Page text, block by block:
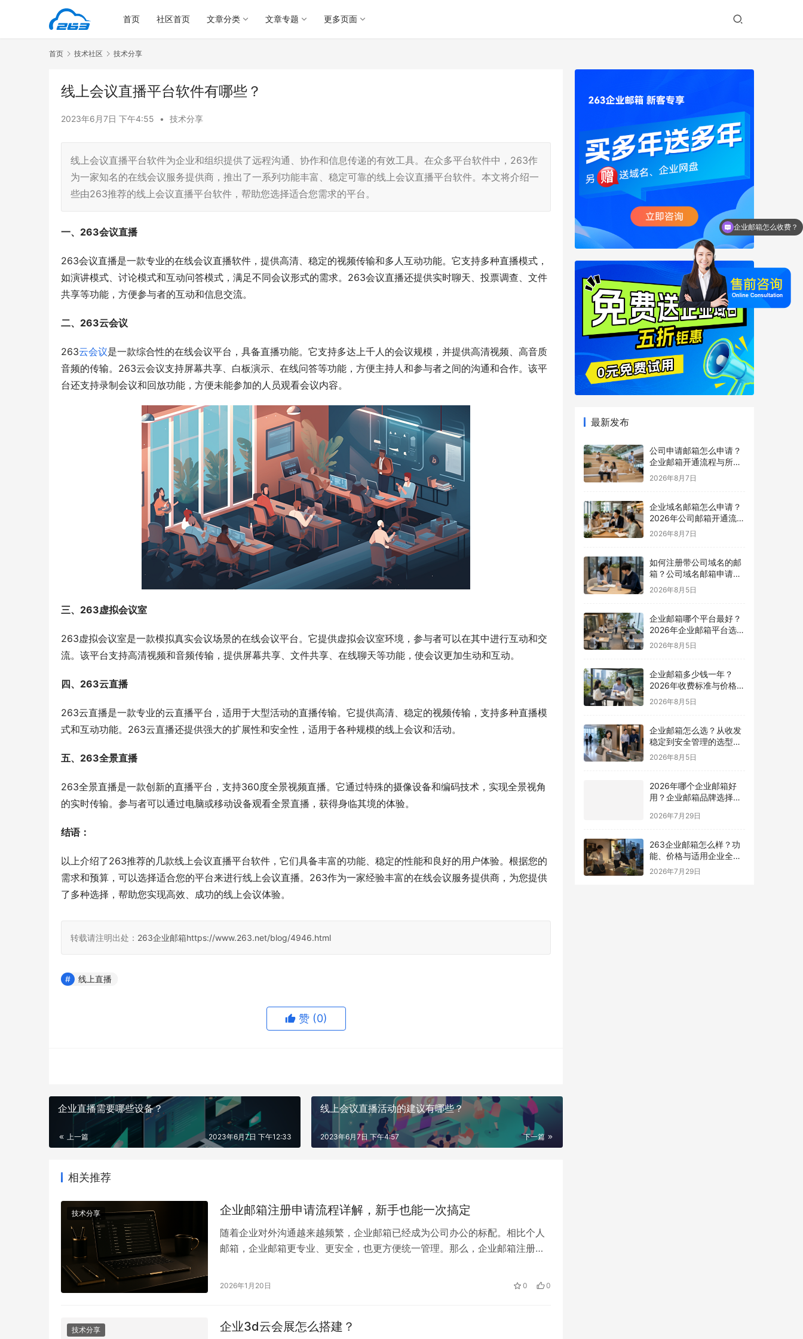
首页 社区首页 文章分类 文章专题 更多页面
首页 技术社区 技术分享
线上会议直播平台软件有哪些？
2023年6月7日 下午4:55 • 技术分享
线上会议直播平台软件为企业和组织提供了远程沟通、协作和信息传递的有效工具。在众多平台软件中，263作
为一家知名的在线会议服务提供商，推出了一系列功能丰富、稳定可靠的线上会议直播平台软件。本文将介绍一
些由263推荐的线上会议直播平台软件，帮助您选择适合您需求的平台。
一、263会议直播
263会议直播是一款专业的在线会议直播软件，提供高清、稳定的视频传输和多人互动功能。它支持多种直播模式，
如演讲模式、讨论模式和互动问答模式，满足不同会议形式的需求。263会议直播还提供实时聊天、投票调查、文件
共享等功能，方便参与者的互动和信息交流。
二、263云会议
263云会议是一款综合性的在线会议平台，具备直播功能。它支持多达上千人的会议规模，并提供高清视频、高音质
音频的传输。263云会议支持屏幕共享、白板演示、在线问答等功能，方便主持人和参与者之间的沟通和合作。该平
台还支持录制会议和回放功能，方便未能参加的人员观看会议内容。
三、263虚拟会议室
263虚拟会议室是一款模拟真实会议场景的在线会议平台。它提供虚拟会议室环境，参与者可以在其中进行互动和交
流。该平台支持高清视频和音频传输，提供屏幕共享、文件共享、在线聊天等功能，使会议更加生动和互动。
四、263云直播
263云直播是一款专业的云直播平台，适用于大型活动的直播传输。它提供高清、稳定的视频传输，支持多种直播模
式和互动功能。263云直播还提供强大的扩展性和安全性，适用于各种规模的线上会议和活动。
五、263全景直播
263全景直播是一款创新的直播平台，支持360度全景视频直播。它通过特殊的摄像设备和编码技术，实现全景视角
的实时传输。参与者可以通过电脑或移动设备观看全景直播，获得身临其境的体验。
结语：
以上介绍了263推荐的几款线上会议直播平台软件，它们具备丰富的功能、稳定的性能和良好的用户体验。根据您的
需求和预算，可以选择适合您的平台来进行线上会议直播。263作为一家经验丰富的在线会议服务提供商，为您提供
了多种选择，帮助您实现高效、成功的线上会议体验。
转载请注明出处： 263企业邮箱https://www.263.net/blog/4946.html
线上直播
赞 (0)
企业直播需要哪些设备？
上一篇 2023年6月7日 下午12:33
线上会议直播活动的建议有哪些？
下一篇
2023年6月7日 下午4:57
相关推荐
技术分享 企业邮箱注册申请流程详解，新手也能一次搞定
随着企业对外沟通越来越频繁，企业邮箱已经成为公司办公的标配。相比个人
邮箱，企业邮箱更专业、更安全，也更方便统一管理。那么，企业邮箱注册申
一、什么是企业邮箱注册申请？ 企业邮箱注册申请，指的是企业向邮箱服务商
2026年1月20日 0 0
技术分享 企业3d云会展怎么搭建？
最新发布
公司申请邮箱怎么申请？
企业邮箱开通流程与所需
材料说明
2026年8月7日
企业域名邮箱怎么申请？
2026年公司邮箱开通流程
详解
2026年8月7日
如何注册带公司域名的邮
箱？公司域名邮箱申请与
配置指南
2026年8月5日
企业邮箱哪个平台最好？
2026年企业邮箱平台选择
指南
2026年8月5日
企业邮箱多少钱一年？
2026年收费标准与价格计
算指南
2026年8月5日
企业邮箱怎么选？从收发
稳定到安全管理的选型指
南
2026年8月5日
2026年哪个企业邮箱好
用？企业邮箱品牌选择指
2026年7月29日
263企业邮箱怎么样？功
能、价格与适用企业全面
2026年7月29日
企业邮箱怎么收费？